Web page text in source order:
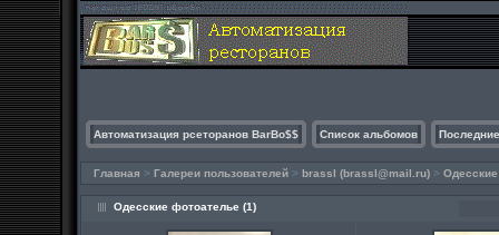
Автоматизация рсеторанов BarBo$$ Список альбомов
Главная > Галереи пользователей > brassl (brassl@mail.ru) >
Одесские фотоателье (1)